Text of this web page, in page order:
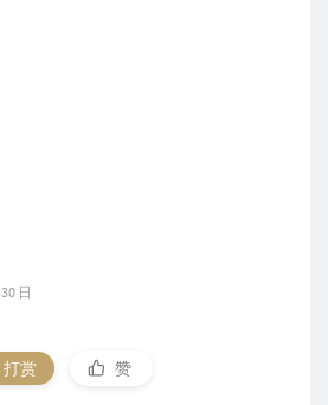
日
打赏 赞